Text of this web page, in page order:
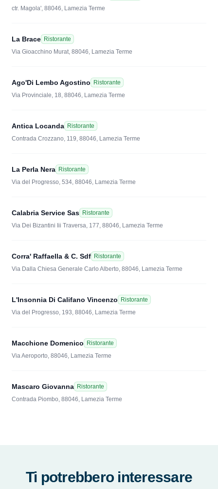
ctr. Magola', 88046, Lamezia Terme
La Brace Ristorante
Via Gioacchino Murat, 88046, Lamezia Terme
Ago'Di Lembo Agostino
Ristorante
Via Provinciale, 18, 88046, Lamezia Terme
Antica Locanda Ristorante
Contrada Crozzano, 119, 88046, Lamezia Terme
La Perla Nera Ristorante
Via del Progresso, 534, 88046, Lamezia Terme
Calabria Service Sas Ristorante
Via Dei Bizantini Iii Traversa, 177, 88046, Lamezia Terme
Corra' Raffaella & C. Sdf Ristorante
Via Dalla Chiesa Generale Carlo Alberto, 88046, Lamezia Terme
L'Insonnia Di Califano Vincenzo
Ristorante
Via del Progresso, 193, 88046, Lamezia Terme
Macchione Domenico
Ristorante
Via Aeroporto, 88046, Lamezia Terme
Mascaro Giovanna Ristorante
Contrada Piombo, 88046, Lamezia Terme
Ti potrebbero interessare